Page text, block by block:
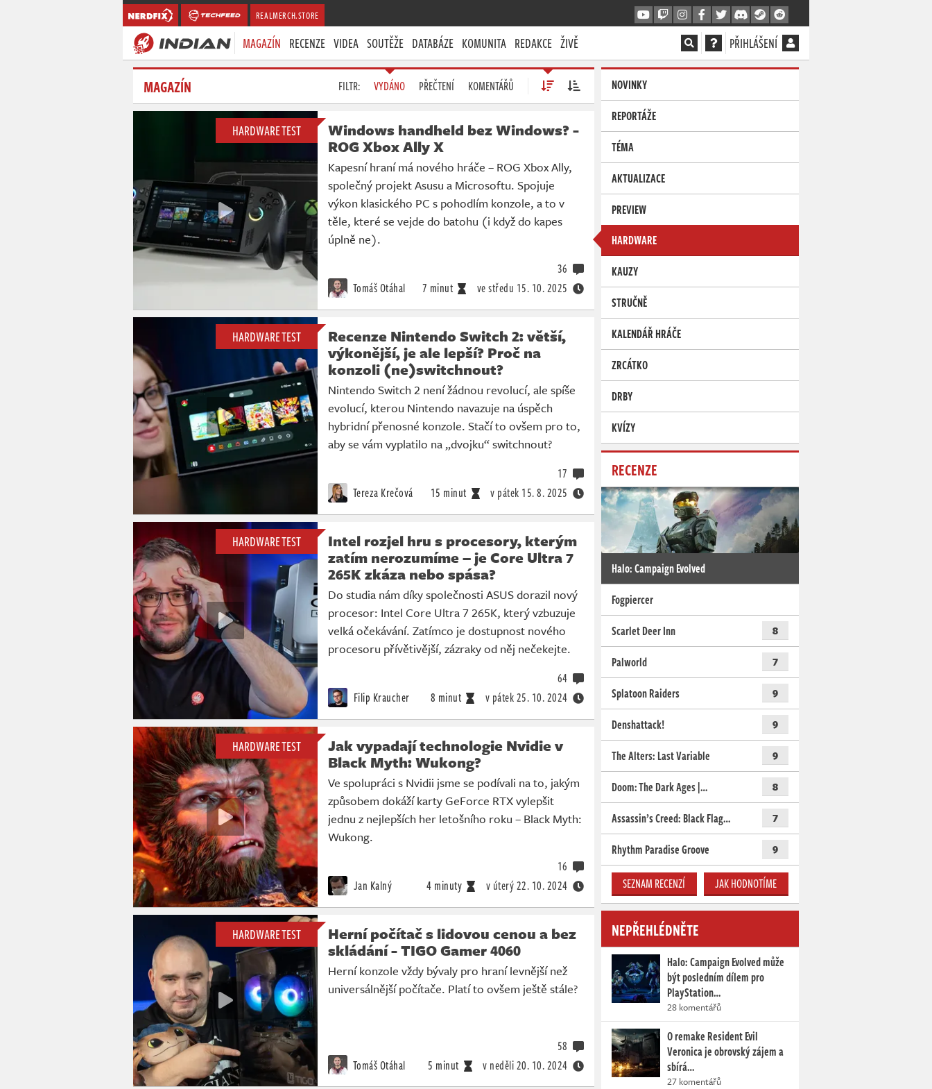
REALMERCH.STORE
MAGAZÍN RECENZE VIDEA SOUTĚŽE DATABÁZE KOMUNITA REDAKCE ŽIVĚ PŘIHLÁŠENÍ
MAGAZÍN FILTR: VYDÁNO PŘEČTENÍ KOMENTÁŘŮ
HARDWARE TEST
Windows handheld bez Windows? -
ROG Xbox Ally X
Kapesní hraní má nového hráče – ROG Xbox Ally,
společný projekt Asusu a Microsoftu. Spojuje
výkon klasického PC s pohodlím konzole, a to v
těle, které se vejde do batohu (i když do kapes
úplně ne).
Tomáš Otáhal 7 minut ve středu 15. 10. 2025
36
HARDWARE TEST
Recenze Nintendo Switch 2: větší,
výkonější, je ale lepší? Proč na
konzoli (ne)switchnout?
Nintendo Switch 2 není žádnou revolucí, ale spíše
evolucí, kterou Nintendo navazuje na úspěch
hybridní přenosné konzole. Stačí to ovšem pro to,
aby se vám vyplatilo na „dvojku“ switchnout?
Tereza Krečová 15 minut v pátek 15. 8. 2025
17
HARDWARE TEST
Intel rozjel hru s procesory, kterým
zatím nerozumíme – je Core Ultra 7
265K zkáza nebo spása?
Do studia nám díky společnosti ASUS dorazil nový
procesor: Intel Core Ultra 7 265K, který vzbuzuje
velká očekávání. Zatímco je dostupnost nového
procesoru přívětivější, zázraky od něj nečekejte.
Filip Kraucher 8 minut v pátek25. 10. 2024
64
HARDWARE TEST
Jak vypadají technologie Nvidie v
Black Myth: Wukong?
Ve spolupráci s Nvidii jsme se podívali na to, jakým
způsobem dokáží karty GeForce RTX vylepšit
jednu z nejlepších her letošního roku – Black Myth:
Wukong.
Jan Kalný 4 minuty v úterý22. 10. 2024
16
HARDWARE TEST
Herní počítač s lidovou cenou a bez
skládání - TIGO Gamer 4060
Herní konzole vždy bývaly pro hraní levnější než
universálnější počítače. Platí to ovšem ještě stále?
Tomáš Otáhal 5 minut v neděli20. 10. 2024
58
NOVINKY
REPORTÁŽE
TÉMA
AKTUALIZACE
PREVIEW
HARDWARE
KAUZY
STRUČNĚ
KALENDÁŘ HRÁČE
ZRCÁTKO
DRBY
KVÍZY
RECENZE
Halo: Campaign Evolved
Fogpiercer
Scarlet Deer Inn
8
Palworld 7
Splatoon Raiders 9
Denshattack! 9
The Alters: Last Variable 9
Doom: The Dark Ages |… 8
Assassin’s Creed: Black Flag… 7
Rhythm Paradise Groove 9
SEZNAM RECENZÍ JAK HODNOTÍME
NEPŘEHLÉDNĚTE
Halo: Campaign Evolved může
být posledním dílem pro
PlayStation…
28 komentářů
O remake Resident Evil
Veronica je obrovský zájem a
sbírá…
27 komentářů